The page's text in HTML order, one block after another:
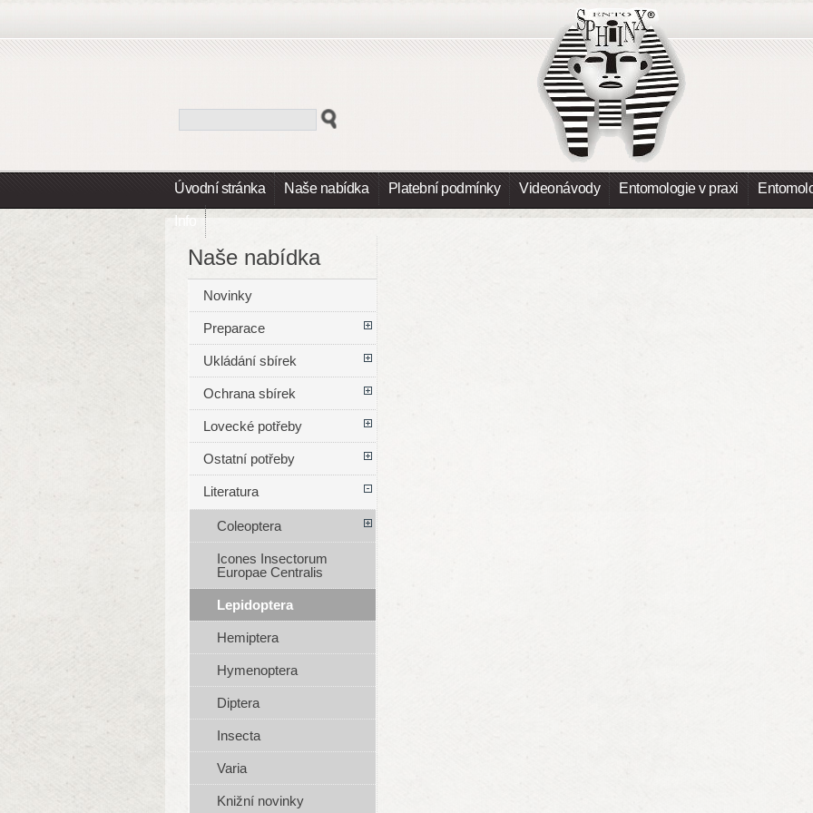
Úvodní stránka Naše nabídka Platební podmínky Videonávody Entomologie v praxi
Info
Naše nabídka
Novinky
Preparace
Ukládání sbírek
Ochrana sbírek
Lovecké potřeby
Ostatní potřeby
Literatura
Coleoptera
Icones Insectorum
Europae Centralis
Lepidoptera
Hemiptera
Hymenoptera
Diptera
Insecta
Varia
Knižní novinky